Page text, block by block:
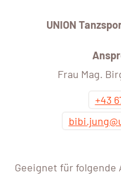
UNION
Frau Mag.
+43
Geeignet für folgende